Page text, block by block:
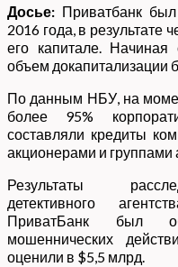
Досье: Приватбанк
2016 года, в результате
его капитале.
объем докапитализации
По данным НБУ, на
более 95%
составляли кредиты
акционерами и
Результаты
детективного
ПриватБанк был
мошеннических
оценили в $5,5 млрд.